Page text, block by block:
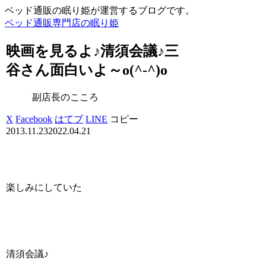
ベッド通販の眠り姫が運営するブログです。
ベッド通販専門店の眠り姫
映画を見るよ♪清須会議♪三
谷さん面白いよ～o(^-^)o
副店長のこころ
X Facebook はてブ LINE コピー
2013.11.232022.04.21
楽しみにしていた
清須会議♪